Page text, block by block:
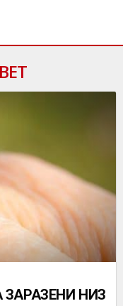
ЗАРАЗЕНИ НИЗ